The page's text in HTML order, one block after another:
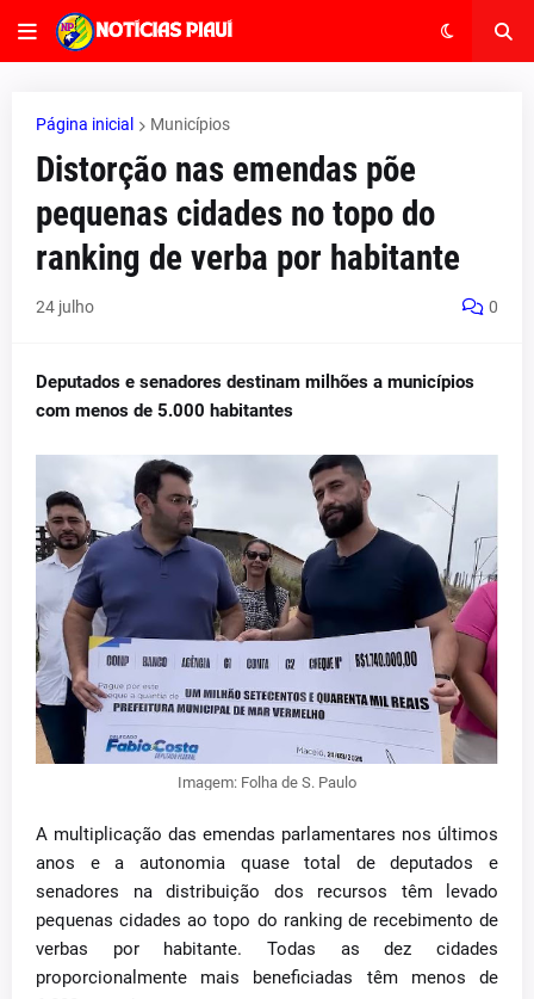
Página inicial Municípios
Distorção nas emendas põe
pequenas cidades no topo do
ranking de verba por habitante
24 julho 0
Deputados e senadores destinam milhões a municípios
com menos de 5.000 habitantes
Imagem: Folha de S. Paulo
A multiplicação das emendas parlamentares nos últimos
anos e a autonomia quase total de deputados e
senadores na distribuição dos recursos têm levado
pequenas cidades ao topo do ranking de recebimento de
verbas por habitante. Todas as dez cidades
proporcionalmente mais beneficiadas têm menos de